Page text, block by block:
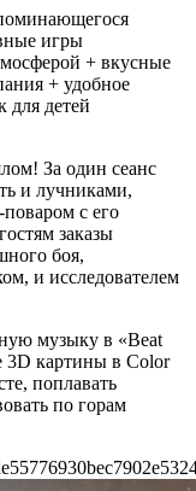
игры
+ вкусные
+ удобное
для детей
За один сеанс
и лучниками,
с его
заказы
боя,
и исследователем
музыку в «Beat
3D картины в Color
поплавать
по горам